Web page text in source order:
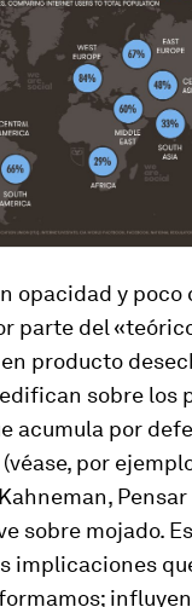
opacidad y
parte del
producto
sobre los
acumula por
por
sobre mojado.
implicaciones